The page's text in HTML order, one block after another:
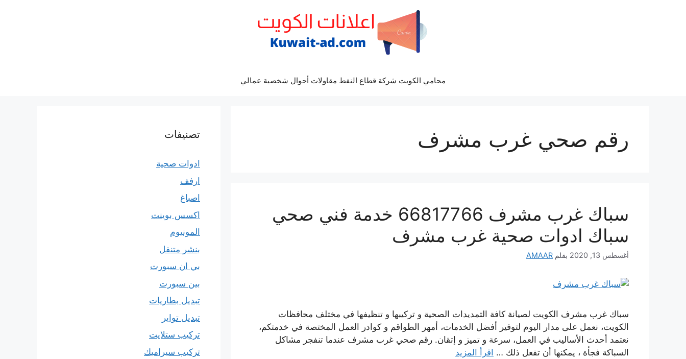
محامي الكويت شركة قطاع النفط مقاولات أحوال شخصية عمالي
رقم صحي غرب مشرف
سباك غرب مشرف 66817766 خدمة فني صحي
سباك ادوات صحية غرب مشرف
أغسطس 13, 2020 بقلم AMAAR
سباك غرب مشرف الكويت لصيانة كافة التمديدات الصحية و تركيبها و تنظيفها في مختلف محافظات
الكويت، نعمل على مدار اليوم لتوفير أفضل الخدمات، أمهر الطواقم و كوادر العمل المختصة في خدمتكم،
نعتمد أحدث الأساليب في العمل، سرعة و تميز و إتقان. رقم صحي غرب مشرف عندما تنفجر مشاكل
السباكة فجأة ، يمكنها أن تفعل ذلك … اقرأ المزيد
تصنيفات
ادوات صحية
ارفف
اصباغ
اكسس بوينت
المونيوم
بنشر متنقل
بي ان سبورت
بين سبورت
تبديل بطاريات
تبديل تواير
تركيب ستلايت
تركيب سيراميك